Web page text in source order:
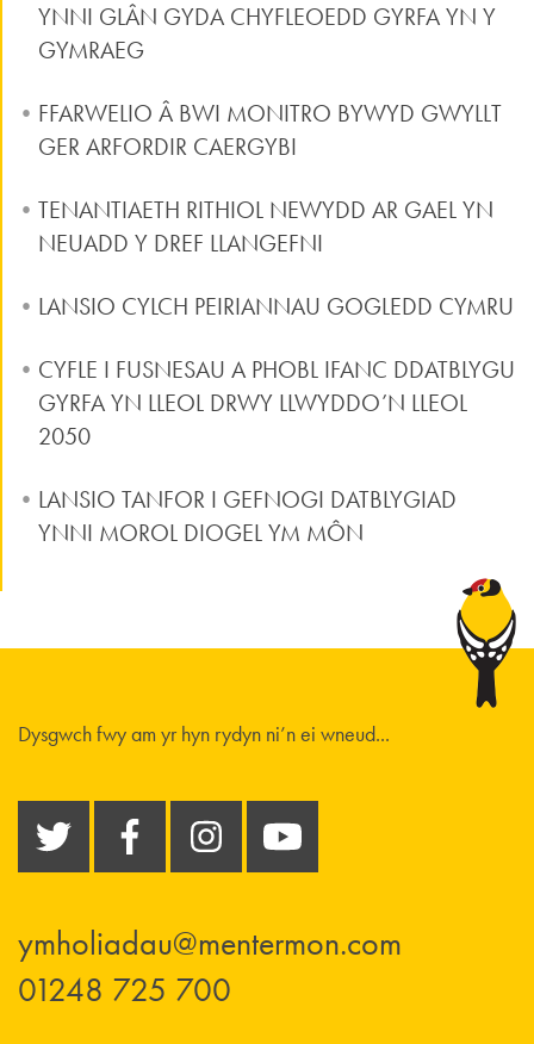
YNNI GLÂN GYDA CHYFLEOEDD GYRFA YN Y
GYMRAEG
FFARWELIO Â BWI MONITRO BYWYD GWYLLT
GER ARFORDIR CAERGYBI
TENANTIAETH RITHIOL NEWYDD AR GAEL YN
NEUADD Y DREF LLANGEFNI
LANSIO CYLCH PEIRIANNAU GOGLEDD CYMRU
CYFLE I FUSNESAU A PHOBL IFANC DDATBLYGU
GYRFA YN LLEOL DRWY LLWYDDO’N LLEOL
2050
LANSIO TANFOR I GEFNOGI DATBLYGIAD
YNNI MOROL DIOGEL YM MÔN
Dysgwch fwy am yr hyn rydyn ni’n ei wneud...
ymholiadau@mentermon.com
01248 725 700